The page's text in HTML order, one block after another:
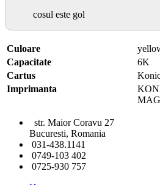
cosul este gol
Culoare
Capacitate
6K
Cartus
Imprimanta
str. Maior Coravu 27
Bucuresti, Romania
031-438.1141
0749-103 402
0725-930 757